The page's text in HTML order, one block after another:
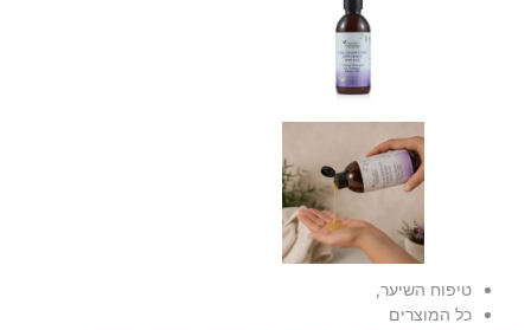
טיפוח השיער,
כל המוצרים